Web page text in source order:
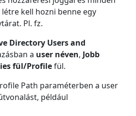
kell hozni benne egy
Pl. fz.
Directory Users and
a user néven, Jobb
fül/Profilefül.
Path paraméterben a user
például